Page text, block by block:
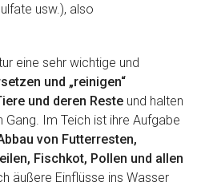
usw.), also
eine sehr wichtige und
und „reinigen“
und deren Reste und halten
Im Teich ist ihre Aufgabe
von Futterresten,
Fischkot, Pollen und allen
äußere Einflüsse ins Wasser